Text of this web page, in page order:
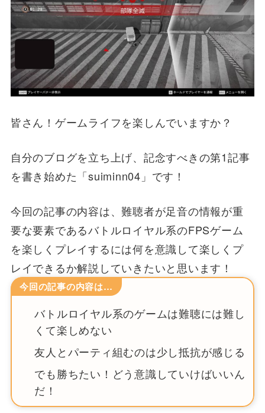
皆さん！ゲームライフを楽しんでいますか？
自分のブログを立ち上げ、記念すべきの第1記事
を書き始めた「suiminn04」です！
今回の記事の内容は、難聴者が足音の情報が重
要な要素であるバトルロイヤル系のFPSゲーム
を楽しくプレイするには何を意識して楽しくプ
レイできるか解説していきたいと思います！
今回の記事の内容は…
バトルロイヤル系のゲームは難聴には難し
くて楽しめない
友人とパーティ組むのは少し抵抗が感じる
でも勝ちたい！どう意識していけばいいん
だ！